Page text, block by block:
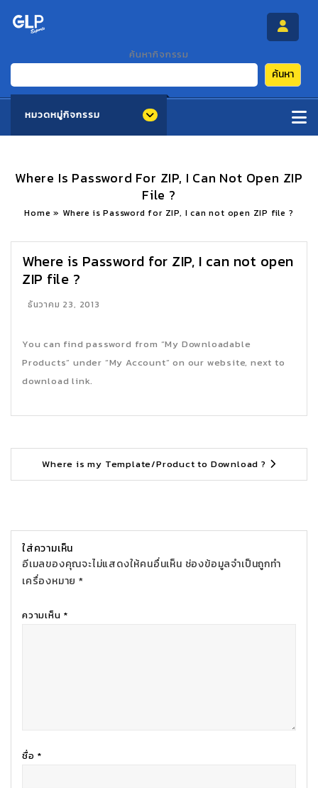
ค้นหากิจกรรม
ค้นหา
หมวดหมู่กิจกรรม
Where Is Password For ZIP, I Can Not Open ZIP
File ?
Home » Where is Password for ZIP, I can not open ZIP file ?
Where is Password for ZIP, I can not open
ZIP file ?
ธันวาคม 23, 2013
You can find password from “My Downloadable
Products” under “My Account” on our website, next to
download link.
Where is my Template/Product to Download ?
ใส่ความเห็น
อีเมลของคุณจะไม่แสดงให้คนอื่นเห็น ช่องข้อมูลจำเป็นถูกทำ
เครื่องหมาย*
ความเห็น *
ชื่อ *